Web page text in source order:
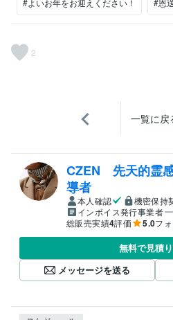
2
一覧に戻
CZEN 先天的霊
導者
本人確認 機密保持
インボイス発行事業者
総販売実績4評価 5.0フ
無料で見積
メッセージを送る